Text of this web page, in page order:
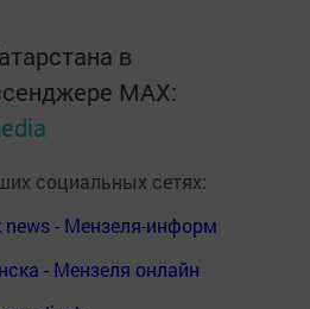
в
MАХ:
социальных сетях:
news - Мензеля-информ
- Мензеля онлайн